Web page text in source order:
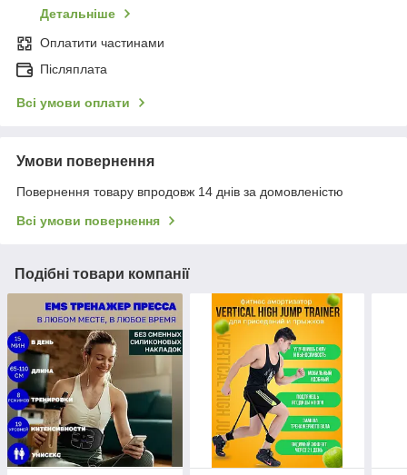
Детальніше
Оплатити частинами
Післяплата
Всі умови оплати
Умови повернення
Повернення товару впродовж 14 днів за домовленістю
Всі умови повернення
Подібні товари компанії